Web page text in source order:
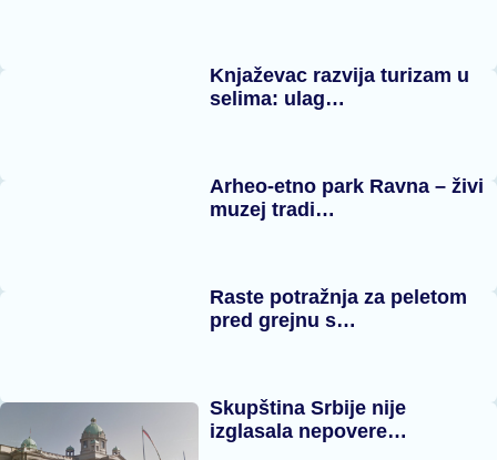
Knjaževac razvija turizam u
selima: ulag…
Arheo-etno park Ravna – živi
muzej tradi…
Raste potražnja za peletom
pred grejnu s…
Skupština Srbije nije
izglasala nepovere…